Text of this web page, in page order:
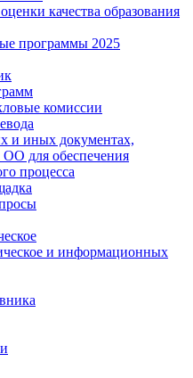
качества образования
программы 2025
комиссии
и иных документах,
ОО для обеспечения
процесса
и информационных